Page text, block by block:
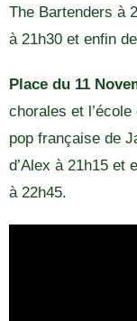
The Bartenders à
à 21h30 et enfin
Place du 11
chorales et
pop française de
d’Alex à 21h15 et
à 22h45.